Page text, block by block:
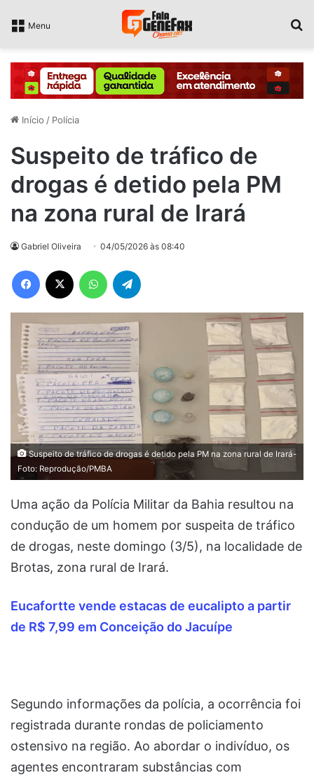
Menu
Início / Polícia
Suspeito de tráfico de
drogas é detido pela PM
na zona rural de Irará
Gabriel Oliveira 04/05/2026 às 08:40
Facebook WhatsApp
Suspeito de tráfico de drogas é detido pela PM na zona rural de Irará-
Foto: Reprodução/PMBA
Uma ação da Polícia Militar da Bahia resultou na
condução de um homem por suspeita de tráfico
de drogas, neste domingo (3/5), na localidade de
Brotas, zona rural de Irará.
Eucafortte vende estacas de eucalipto a partir
de R$ 7,99 em Conceição do Jacuípe
Segundo informações da polícia, a ocorrência foi
registrada durante rondas de policiamento
ostensivo na região. Ao abordar o indivíduo, os
agentes encontraram substâncias com